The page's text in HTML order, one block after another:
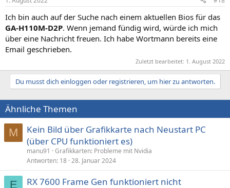
Ich bin auch auf der Suche nach einem aktuellen Bios für das
GA-H110M-D2P. Wenn jemand fündig wird, würde ich mich
über eine Nachricht freuen. Ich habe Wortmann bereits eine
Email geschrieben.
Zuletzt bearbeitet: 1. August 2022
Du musst dich einloggen oder registrieren, um hier zu antworten.
Ähnliche Themen
M
Kein Bild über Grafikkarte nach Neustart PC
(über CPU funktioniert es)
manu91
Grafikkarten: Probleme mit Nvidia
Antworten 18 28. Januar 2024
E RX 7600 Frame Gen funktioniert nicht